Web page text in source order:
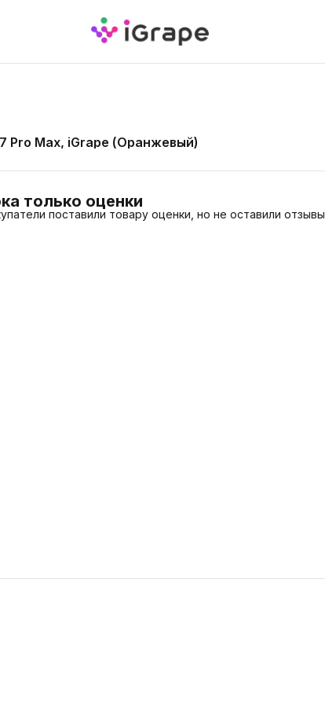
Pro Max, iGrape (Оранжевый)
только оценки
поставили товару оценки, но не оставили отзывы